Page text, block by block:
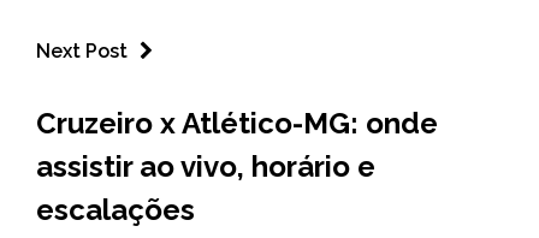
Next Post
Cruzeiro x Atlético-MG: onde
assistir ao vivo, horário e
escalações